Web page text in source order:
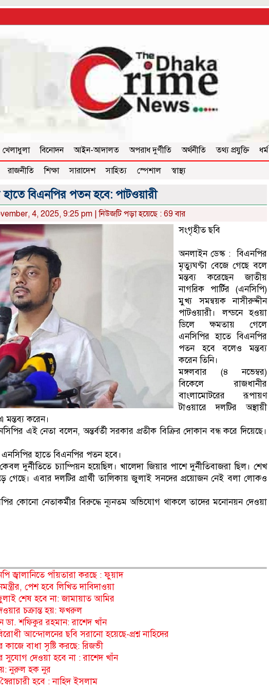
খেলাধুলা বিনোদন আইন-আদালত অপরাধ দুর্ণীতি অর্থনীতি তথ্য প্রযুক্তি ধর্ম
রাজনীতি শিক্ষা সারাদেশ সাহিত্য স্পেশাল স্বাস্থ্য
হাতে বিএনপির পতন হবে: পাটওয়ারী
4, 2025, 9:25 pm | নিউজটি পড়া হয়েছে : 69 বার
সংগৃহীত ছবি
অনলাইন ডেস্ক : বিএনপির
মৃত্যুঘণ্টা বেজে গেছে বলে
মন্তব্য করেছেন জাতীয়
নাগরিক পার্টির (এনসিপি)
মুখ্য সমন্বয়ক নাসীরুদ্দীন
পাটওয়ারী। লন্ডনে হওয়া
ডিলে ক্ষমতায় গেলে
এনসিপির হাতে বিএনপির
পতন হবে বলেও মন্তব্য
করেন তিনি।
মঙ্গলবার (৪ নভেম্বর)
বিকেলে রাজধানীর
বাংলামোটরের রূপায়ণ
টাওয়ারে দলটির অস্থায়ী
মন্তব্য করেন।
এই নেতা বলেন, অন্তর্বর্তী সরকার প্রতীক বিক্রির দোকান বন্ধ করে দিয়েছে।
হাতে বিএনপির পতন হবে।
দুর্নীতিতে চ্যাম্পিয়ন হয়েছিল। খালেদা জিয়ার পাশে দুর্নীতিবাজরা ছিল। শেখ
গেছে। এবার দলটির প্রার্থী তালিকায় জুলাই সনদের প্রয়োজন নেই বলা লোকও
কোনো নেতাকর্মীর বিরুদ্ধে ন্যূনতম অভিযোগ থাকলে তাদের মনোনয়ন দেওয়া
জ্বালানিতে পাঁয়তারা করছে : ফুয়াদ
পেশ হবে লিখিত দাবিদাওয়া
শেষ হবে না: জামায়াত আমির
চক্রান্ত হয়: ফখরুল
ডা. শফিকুর রহমান: রাশেদ খাঁন
আন্দোলনের ছবি সরানো হয়েছে-প্রশ্ন নাহিদের
কাজে বাধা সৃষ্টি করছে: রিজভী
সুযোগ দেওয়া হবে না : রাশেদ খাঁন
নুরুল হক নুর
হবে : নাহিদ ইসলাম